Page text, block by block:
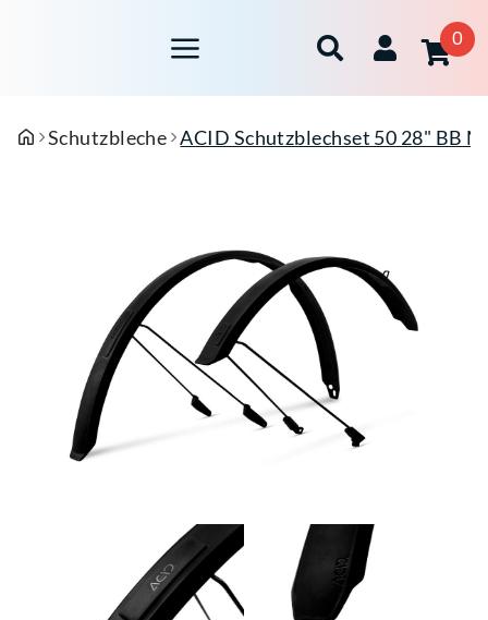
0
Schutzbleche ACID Schutzblechset 50 28" BB